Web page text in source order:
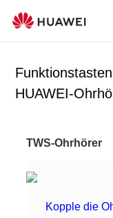
HUAWEI-
TWS-Ohrhörer
Kopple die